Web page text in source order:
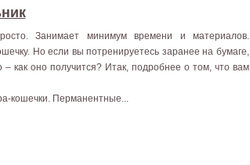
Занимает минимум времени и материалов.
Но если вы потренируетесь заранее на бумаге,
как оно получится? Итак, подробнее о том, что вам
кошечки. Перманентные...